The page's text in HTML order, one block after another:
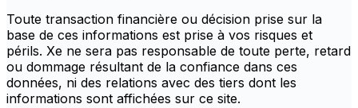
Toute transaction financière ou décision prise sur la
base de ces informations est prise à vos risques et
périls. Xe ne sera pas responsable de toute perte, retard
ou dommage résultant de la confiance dans ces
données, ni des relations avec des tiers dont les
informations sont affichées sur ce site.